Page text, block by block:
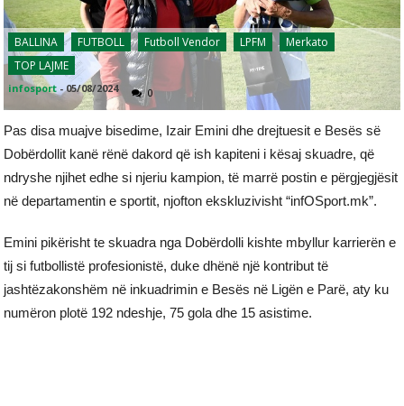
BALLINA FUTBOLL Futboll Vendor LPFM
Merkato
TOP LAJME
infosport -05/08/2024 0
Pas disa muajve bisedime, Izair Emini dhe drejtuesit e Besës së
Dobërdollit kanë rënë dakord që ish kapiteni i kësaj skuadre, që
ndryshe njihet edhe si njeriu kampion, të marrë postin e përgjegjësit
në departamentin e sportit, njofton ekskluzivisht “infOSport.mk”.
Emini pikërisht te skuadra nga Dobërdolli kishte mbyllur karrierën e
tij si futbollistë profesionistë, duke dhënë një kontribut të
jashtëzakonshëm në inkuadrimin e Besës në Ligën e Parë, aty ku
numëron plotë 192 ndeshje, 75 gola dhe 15 asistime.